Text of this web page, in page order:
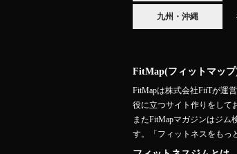
九州・沖縄
FitMap(フィットマッ
FitMapは株式会社FiiTが運
役に立つサイト作りをして
またFitMapマガジンはジ
す。「フィットネスをもっ